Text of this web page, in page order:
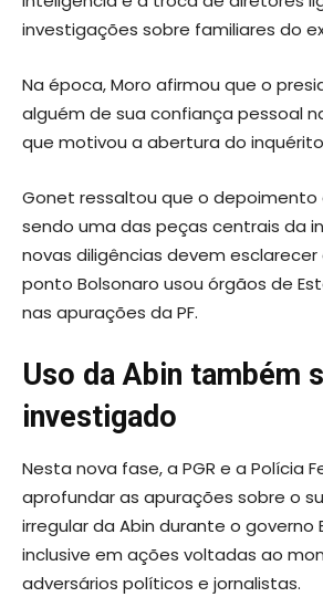
investigações sobre familiares do
Na época, Moro afirmou que o
alguém de sua confiança pessoal
que motivou a abertura do inquérito
Gonet ressaltou que o depoimento
sendo uma das peças centrais da
novas diligências devem
ponto Bolsonaro usou órgãos de
nas apurações da PF.
Uso da Abin também
investigado
Nesta nova fase, a PGR e a Polícia
aprofundar as apurações sobre o
irregular da Abin durante o governo
inclusive em ações voltadas ao
adversários políticos e jornalistas.